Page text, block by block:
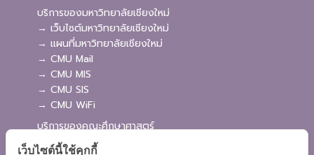
บริการของมหาวิทยาลัยเชียงใหม่
→ เว็บไซต์มหาวิทยาลัยเชียงใหม่
→ แผนที่มหาวิทยาลัยเชียงใหม่
→ CMU Mail
→ CMU MIS
→ CMU SIS
→ CMU WiFi
บริการของคณะศึกษาศาสตร์
→ เว็บไซต์คณะศึกษาศาสตร์
เว็บไซต์นี้ใช้คุกกี้